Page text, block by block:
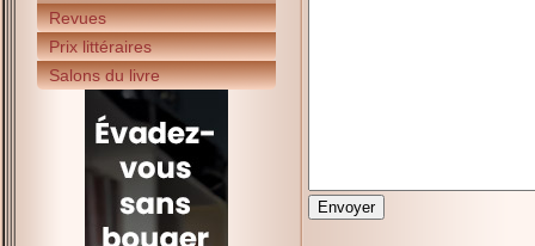
Revues
Prix littéraires
Salons du livre